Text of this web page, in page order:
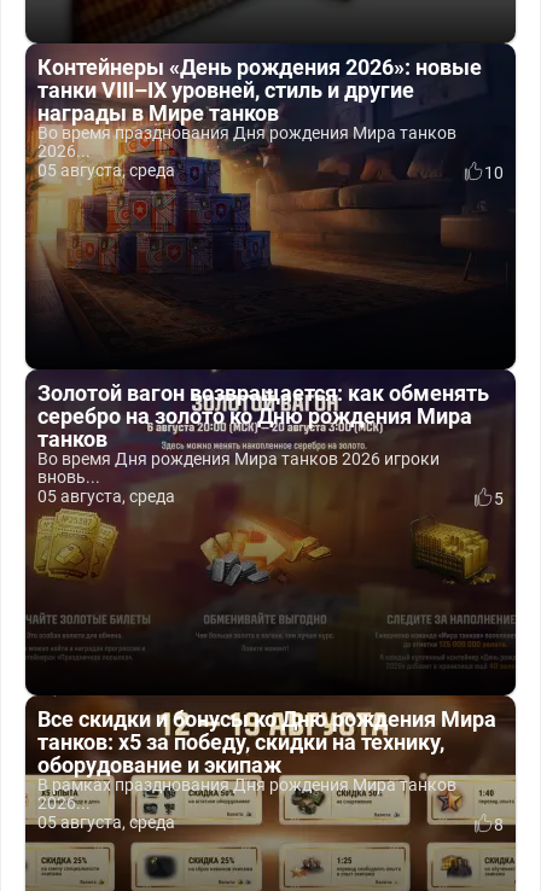
Контейнеры «День рождения 2026»: новые
танки VIII–IX уровней, стиль и другие
награды в Мире танков
Во время празднования Дня рождения Мира танков
2026...
05 августа, среда
10
Золотой вагон возвращается: как обменять
серебро на золото ко Дню рождения Мира
танков
Во время Дня рождения Мира танков 2026 игроки
вновь...
05 августа, среда
5
Все скидки и бонусы ко Дню рождения Мира
танков: x5 за победу, скидки на технику,
оборудование и экипаж
В рамках празднования Дня рождения Мира танков
2026...
05 августа, среда
8